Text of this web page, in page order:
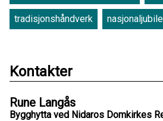
tradisjonshåndverk
Kontakter
Rune Langås
Bygghytta ved Nidaros Domkirkes